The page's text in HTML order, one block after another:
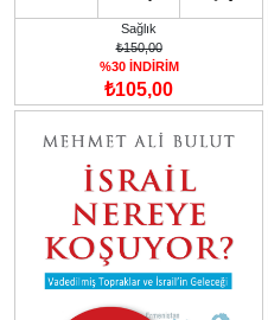
Sağlık
₺150,00
%30 İNDİRİM
₺105,00